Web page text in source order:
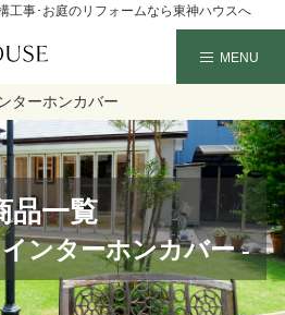
工事･お庭のリフォームなら東神ハウスへ
ターホンカバー
品一覧
ンターホンカバー -